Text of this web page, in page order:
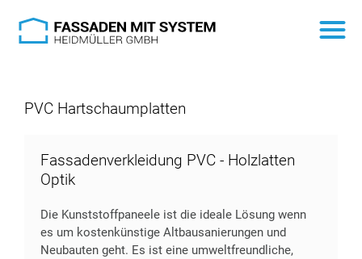
PVC Hartschaumplatten
Fassadenverkleidung PVC - Holzlatten
Optik
Die Kunststoffpaneele ist die ideale Lösung wenn
es um kostenkünstige Altbausanierungen und
Neubauten geht. Es ist eine umweltfreundliche,